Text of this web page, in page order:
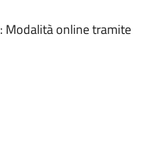
: Modalità online tramite